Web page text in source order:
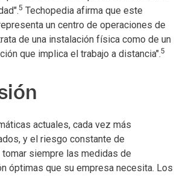
5 Techopedia afirma que este
un centro de operaciones de
de una instalación física como de un
que implica el trabajo a distancia".5
actuales, cada vez más
y el riesgo constante de
siempre las medidas de
óptimas que su empresa necesita. Los